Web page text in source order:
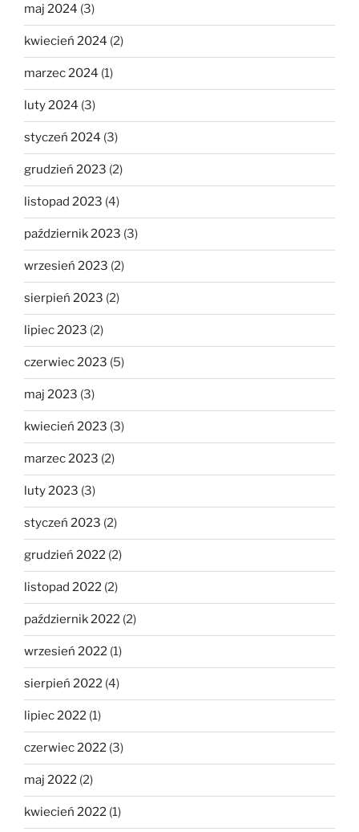
maj 2024 (3)
kwiecień 2024 (2)
marzec 2024 (1)
luty 2024 (3)
styczeń 2024 (3)
grudzień 2023 (2)
listopad 2023 (4)
październik 2023 (3)
wrzesień 2023 (2)
sierpień 2023 (2)
lipiec 2023 (2)
czerwiec 2023 (5)
maj 2023 (3)
kwiecień 2023 (3)
marzec 2023 (2)
luty 2023 (3)
styczeń 2023 (2)
grudzień 2022 (2)
listopad 2022 (2)
październik 2022 (2)
wrzesień 2022 (1)
sierpień 2022 (4)
lipiec 2022 (1)
czerwiec 2022 (3)
maj 2022 (2)
kwiecień 2022 (1)